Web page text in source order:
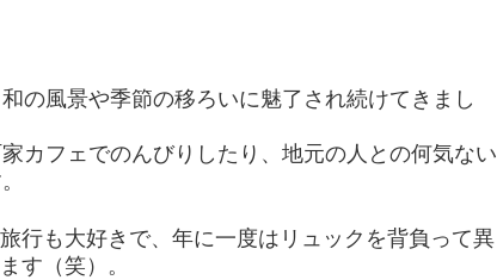
の風景や季節の移ろいに魅了され続けてきまし
カフェでのんびりしたり、地元の人との何気ない
行も大好きで、年に一度はリュックを背負って異
す（笑）。